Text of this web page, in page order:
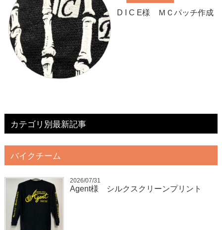
D I C E様 ＭＣパッチ作成
カテゴリ別最新記事
バイクチーム
2026/07/31
Agent様 シルクスクリーンプリント